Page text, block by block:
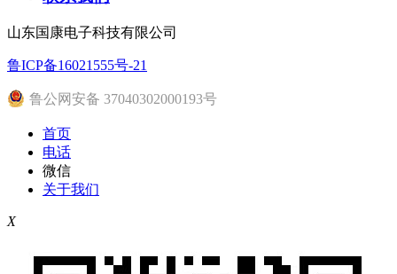
山东国康电子科技有限公司
鲁ICP备16021555号-21
鲁公网安备 37040302000193号
首页
电话
微信
关于我们
X